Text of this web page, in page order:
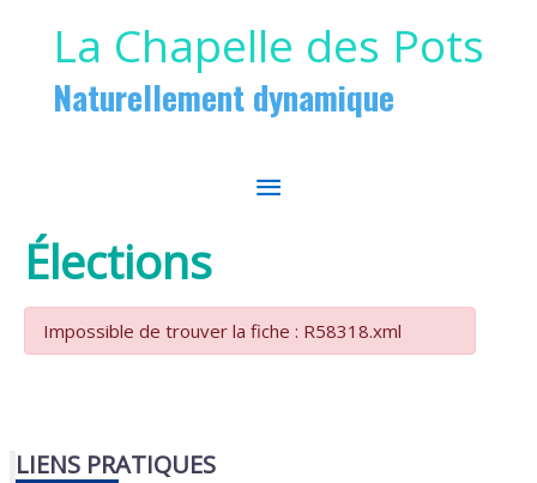
La Chapelle des Pots
Naturellement dynamique
MENU
Élections
Impossible de trouver la fiche : R58318.xml
LIENS PRATIQUES